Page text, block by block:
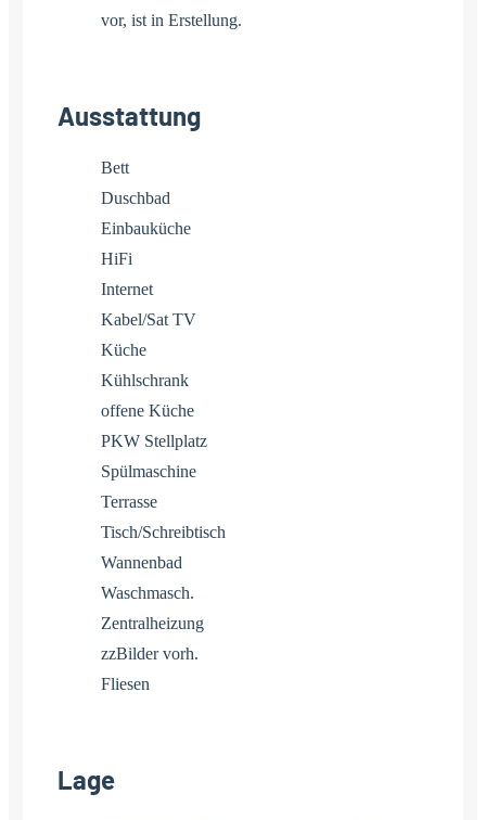
vor, ist in Erstellung.
Ausstattung
Bett
Duschbad
Einbauküche
HiFi
Internet
Kabel/Sat TV
Küche
Kühlschrank
offene Küche
PKW Stellplatz
Spülmaschine
Terrasse
Tisch/Schreibtisch
Wannenbad
Waschmasch.
Zentralheizung
zzBilder vorh.
Fliesen
Lage